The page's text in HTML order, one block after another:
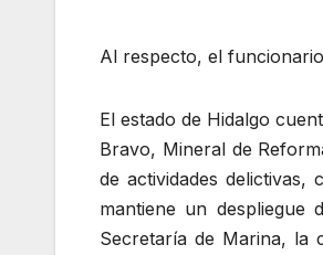
Al respecto, el
El estado de Hidalgo
Bravo, Mineral de
de actividades
mantiene un
Secretaría de Marina, la